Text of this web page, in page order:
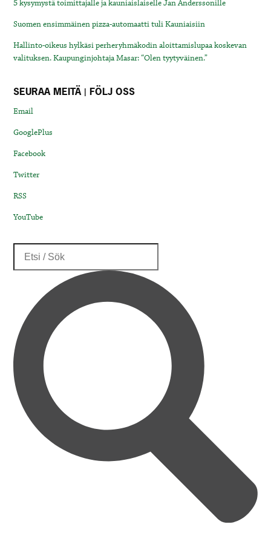
5 kysymystä toimittajalle ja kauniaislaiselle Jan Anderssonille
Suomen ensimmäinen pizza-automaatti tuli Kauniaisiin
Hallinto-oikeus hylkäsi perheryhmäkodin aloittamislupaa koskevan
valituksen. Kaupunginjohtaja Masar: “Olen tyytyväinen.”
SEURAA MEITÄ | FÖLJ OSS
Email
GooglePlus
Facebook
Twitter
RSS
YouTube